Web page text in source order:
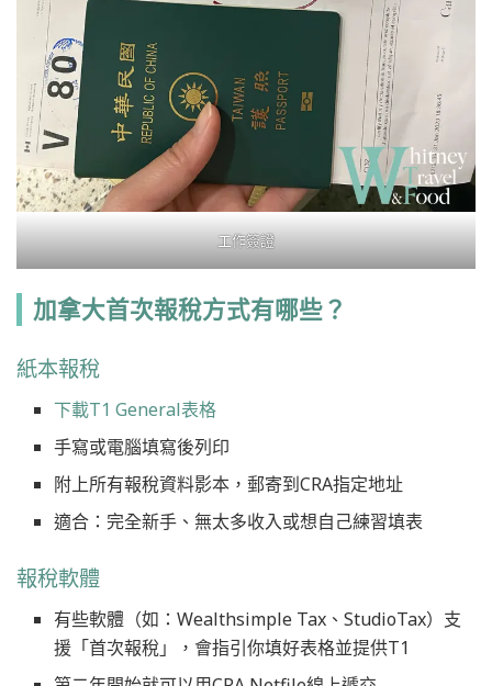
工作簽證
加拿大首次報稅方式有哪些？
紙本報稅
下載T1 General表格
手寫或電腦填寫後列印
附上所有報稅資料影本，郵寄到CRA指定地址
適合：完全新手、無太多收入或想自己練習填表
報稅軟體
有些軟體（如：Wealthsimple Tax、StudioTax）支
援「首次報稅」，會指引你填好表格並提供T1